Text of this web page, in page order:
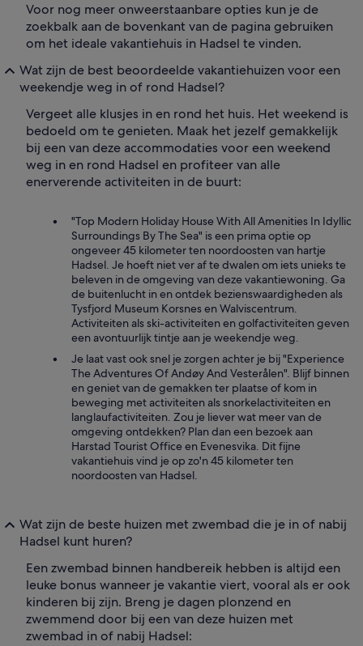
Voor nog meer onweerstaanbare opties kun je de
zoekbalk aan de bovenkant van de pagina gebruiken
om het ideale vakantiehuis in Hadsel te vinden.
Wat zijn de best beoordeelde vakantiehuizen voor een
weekendje weg in of rond Hadsel?
Vergeet alle klusjes in en rond het huis. Het weekend is
bedoeld om te genieten. Maak het jezelf gemakkelijk
bij een van deze accommodaties voor een weekend
weg in en rond Hadsel en profiteer van alle
enerverende activiteiten in de buurt:
"Top Modern Holiday House With All Amenities In Idyllic
Surroundings By The Sea" is een prima optie op
ongeveer 45 kilometer ten noordoosten van hartje
Hadsel. Je hoeft niet ver af te dwalen om iets unieks te
beleven in de omgeving van deze vakantiewoning. Ga
de buitenlucht in en ontdek bezienswaardigheden als
Tysfjord Museum Korsnes en Walviscentrum.
Activiteiten als ski-activiteiten en golfactiviteiten geven
een avontuurlijk tintje aan je weekendje weg.
Je laat vast ook snel je zorgen achter je bij "Experience
The Adventures Of Andøy And Vesterålen". Blijf binnen
en geniet van de gemakken ter plaatse of kom in
beweging met activiteiten als snorkelactiviteiten en
langlaufactiviteiten. Zou je liever wat meer van de
omgeving ontdekken? Plan dan een bezoek aan
Harstad Tourist Office en Evenesvika. Dit fijne
vakantiehuis vind je op zo'n 45 kilometer ten
noordoosten van Hadsel.
Wat zijn de beste huizen met zwembad die je in of nabij
Hadsel kunt huren?
Een zwembad binnen handbereik hebben is altijd een
leuke bonus wanneer je vakantie viert, vooral als er ook
kinderen bij zijn. Breng je dagen plonzend en
zwemmend door bij een van deze huizen met
zwembad in of nabij Hadsel: